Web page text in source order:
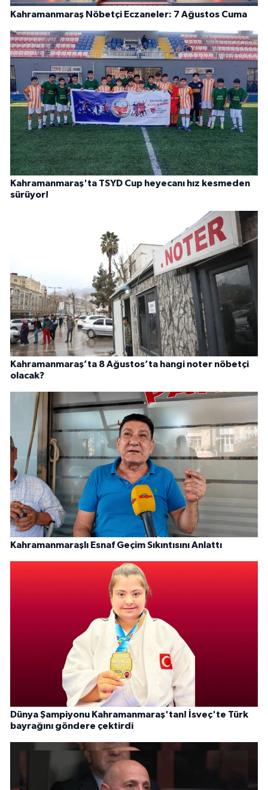
Kahramanmaraş Nöbetçi Eczaneler: 7 Ağustos Cuma
Kahramanmaraş'ta TSYD Cup heyecanı hız kesmeden
sürüyor!
Kahramanmaraş’ta 8 Ağustos’ta hangi noter nöbetçi
olacak?
Kahramanmaraşlı Esnaf Geçim Sıkıntısını Anlattı
Dünya Şampiyonu Kahramanmaraş'tan! İsveç'te Türk
bayrağını göndere çektirdi